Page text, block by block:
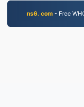
ns6. com - Free